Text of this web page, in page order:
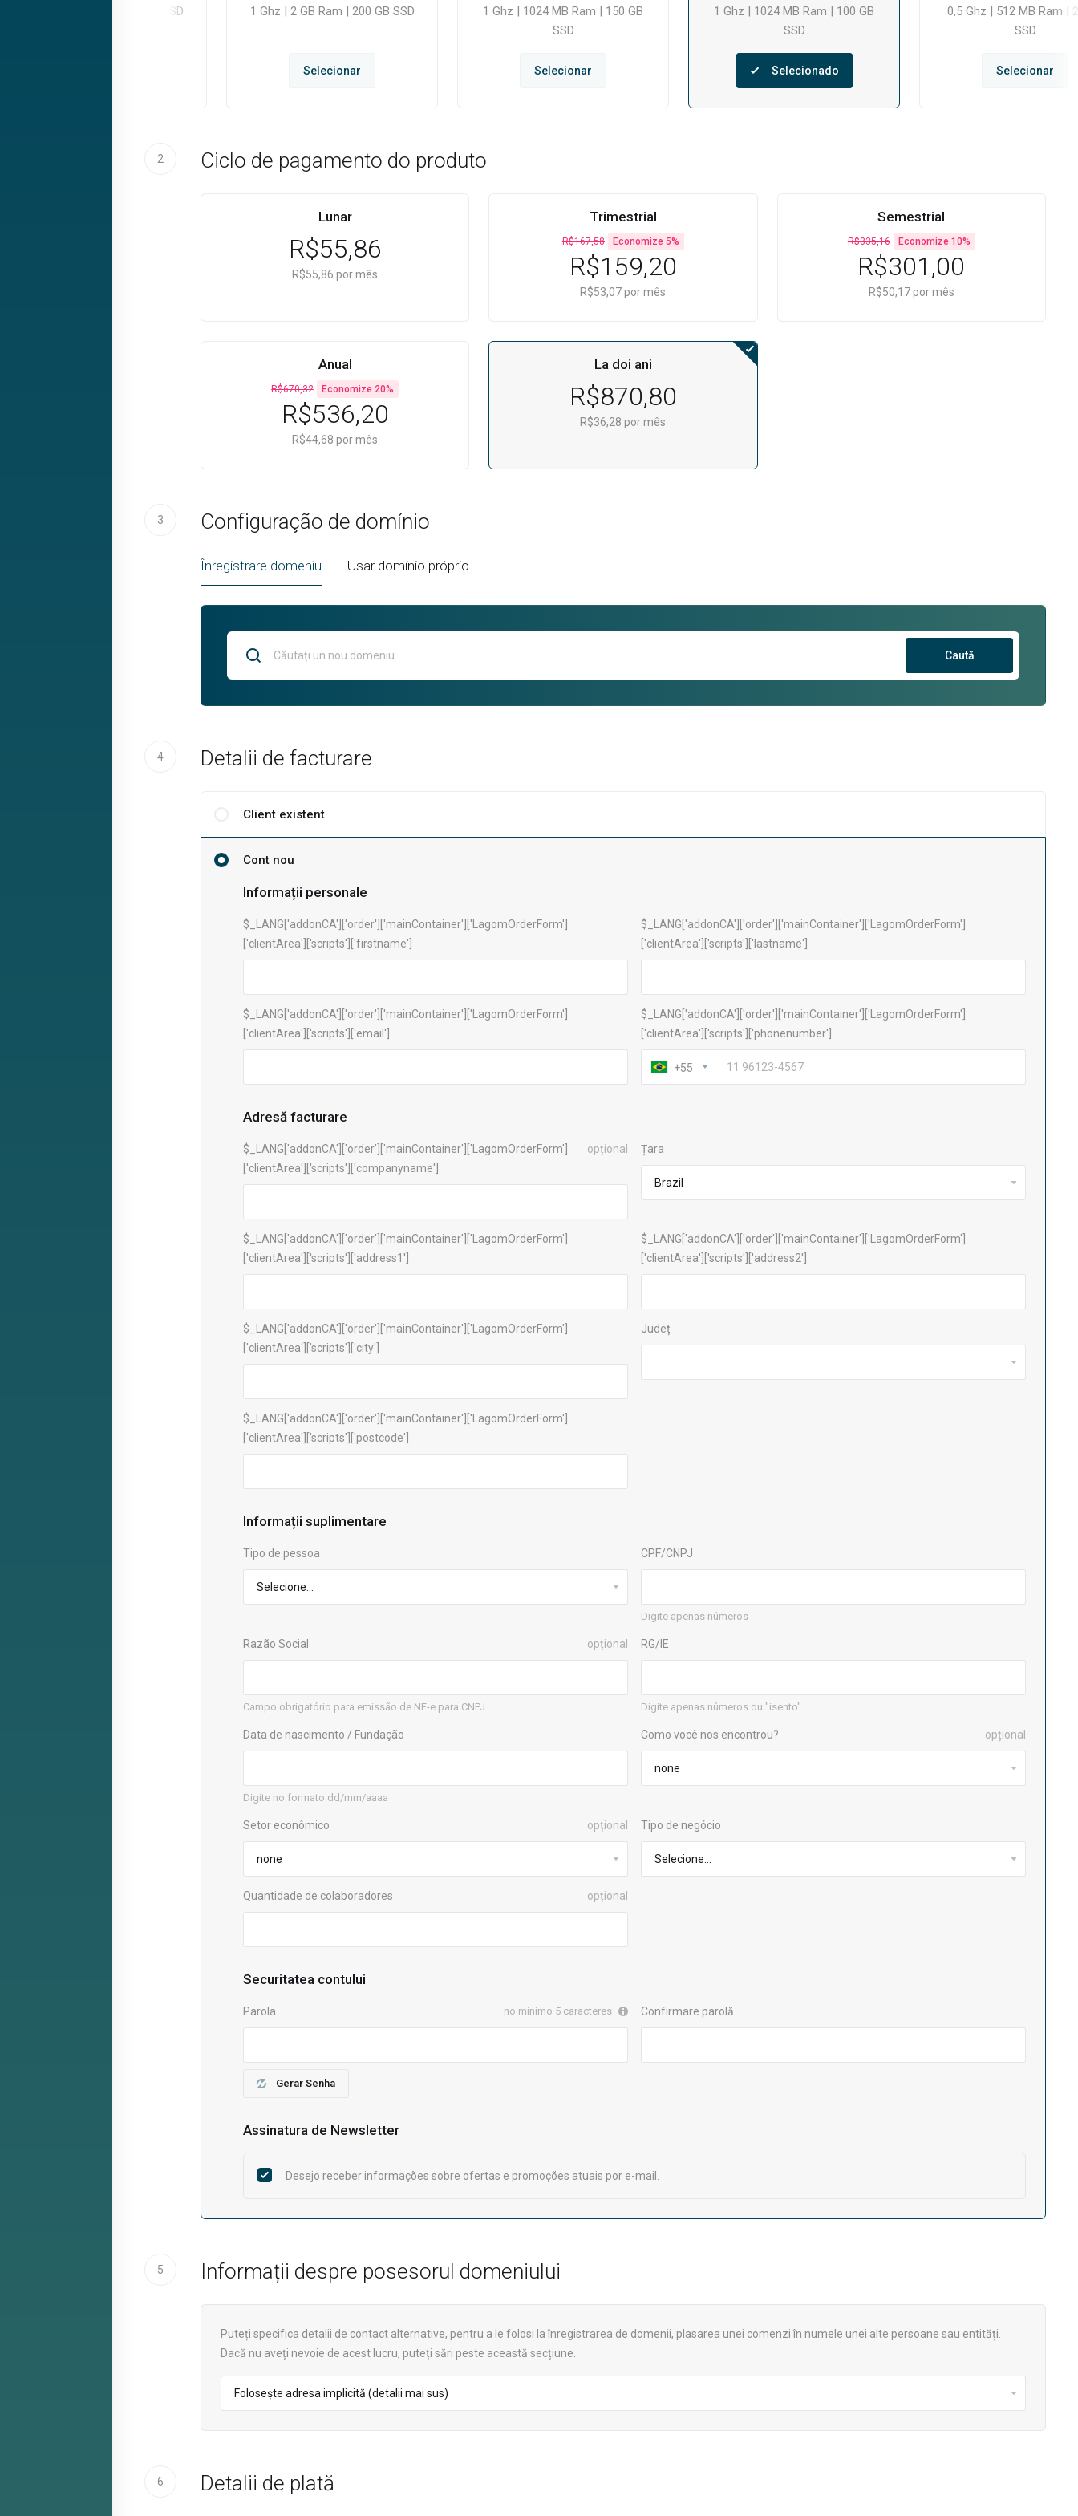
2 Ghz | 3 GB Ram | 250 GB SSD 1 Ghz | 2 GB Ram | 200 GB SSD
Selecionar
1 Ghz | 1024 MB Ram | 150 GB
SSD
Selecionar
1 Ghz | 1024 MB Ram | 100 GB
SSD
Selecionado
0,5 Ghz | 512 MB Ram |
SSD
Selecionar
2 Ciclo de pagamento do produto
Lunar
R$55,86
R$55,86 por mês
Trimestrial
R$167,58 Economize 5%
R$159,20
R$53,07 por mês
Semestrial
R$335,16 Economize 10%
R$301,00
R$50,17 por mês
Anual
R$670,32 Economize 20%
R$536,20
R$44,68 por mês
La doi ani
R$870,80
R$36,28 por mês
3 Configuração de domínio
Înregistrare domeniu Usar domínio próprio
Caută
4 Detalii de facturare
Client existent
Cont nou
Informații personale
$_LANG['addonCA']['order']['mainContainer']['LagomOrderForm']
['clientArea']['scripts']['firstname']
$_LANG['addonCA']['order']['mainContainer']['LagomOrderForm']
['clientArea']['scripts']['lastname']
$_LANG['addonCA']['order']['mainContainer']['LagomOrderForm']
['clientArea']['scripts']['email']
$_LANG['addonCA']['order']['mainContainer']['LagomOrderForm']
['clientArea']['scripts']['phonenumber']
+55
Adresă facturare
$_LANG['addonCA']['order']['mainContainer']['LagomOrderForm']
['clientArea']['scripts']['companyname']
opțional Țara
$_LANG['addonCA']['order']['mainContainer']['LagomOrderForm']
['clientArea']['scripts']['address1']
$_LANG['addonCA']['order']['mainContainer']['LagomOrderForm']
['clientArea']['scripts']['address2']
$_LANG['addonCA']['order']['mainContainer']['LagomOrderForm']
['clientArea']['scripts']['city']
Județ
$_LANG['addonCA']['order']['mainContainer']['LagomOrderForm']
['clientArea']['scripts']['postcode']
Informații suplimentare
Tipo de pessoa CPF/CNPJ
Digite apenas números
Razão Social opțional
Campo obrigatório para emissão de NF-e para CNPJ
RG/IE
Digite apenas números ou "isento"
Data de nascimento / Fundação
Digite no formato dd/mm/aaaa
Como você nos encontrou? opțional
Setor econômico opțional Tipo de negócio
Quantidade de colaboradores opțional
Securitatea contului
Parola no mínimo 5 caracteres
Gerar Senha
Confirmare parolă
Assinatura de Newsletter
Desejo receber informações sobre ofertas e promoções atuais por e-mail.
5 Informații despre posesorul domeniului
Puteți specifica detalii de contact alternative, pentru a le folosi la înregistrarea de domenii, plasarea unei comenzi în numele unei alte persoane sau entități.
Dacă nu aveți nevoie de acest lucru, puteți sări peste această secțiune.
6 Detalii de plată